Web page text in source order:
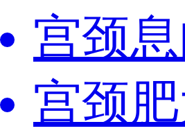
宫颈
宫颈